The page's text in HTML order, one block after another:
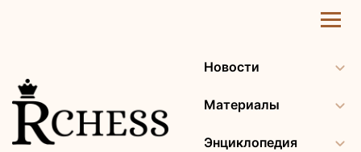
Новости
Материалы
Энциклопедия